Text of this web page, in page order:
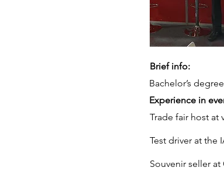
Brief info:
Bachelor’s
Experience in
Trade fair host at
Test driver at the
Souvenir seller